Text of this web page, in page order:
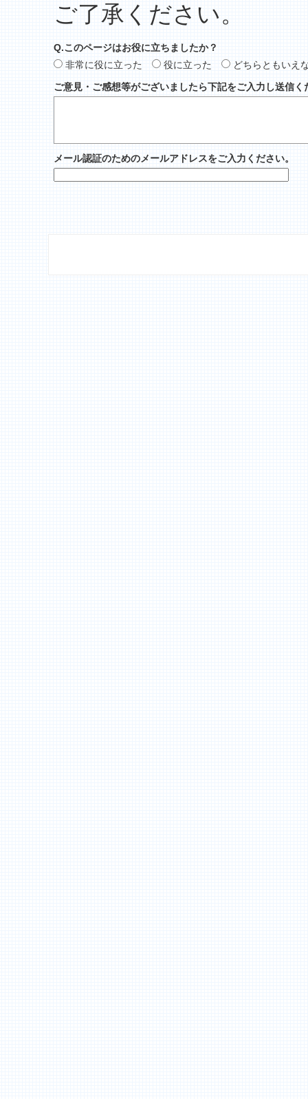
ご了承ください。
Q.このページはお役に立ちましたか？
非常に役に立った
役に立った
どちらともいえ
ご意見・ご感想等がございましたら下記をご入力し送信く
メール認証のためのメールアドレスをご入力ください。